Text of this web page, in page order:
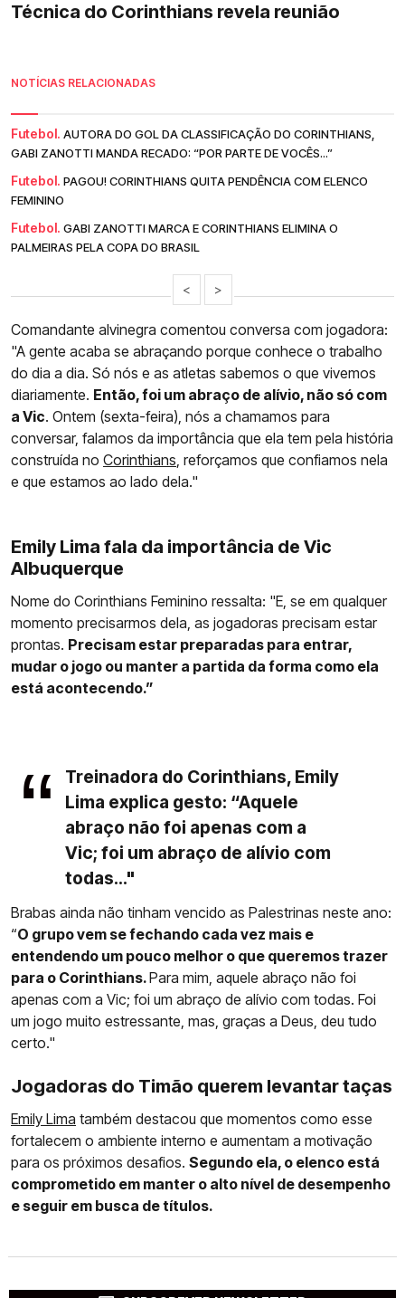
Técnica do Corinthians revela reunião
NOTÍCIAS RELACIONADAS
Futebol. AUTORA DO GOL DA CLASSIFICAÇÃO DO CORINTHIANS,
GABI ZANOTTI MANDA RECADO: “POR PARTE DE VOCÊS...”
Futebol. PAGOU! CORINTHIANS QUITA PENDÊNCIA COM ELENCO
FEMININO
Futebol. GABI ZANOTTI MARCA E CORINTHIANS ELIMINA O
PALMEIRAS PELA COPA DO BRASIL
< >
Comandante alvinegra comentou conversa com jogadora:
"A gente acaba se abraçando porque conhece o trabalho
do dia a dia. Só nós e as atletas sabemos o que vivemos
diariamente. Então, foi um abraço de alívio, não só com
a Vic. Ontem (sexta-feira), nós a chamamos para
conversar, falamos da importância que ela tem pela história
construída no Corinthians, reforçamos que confiamos nela
e que estamos ao lado dela."
Emily Lima fala da importância de Vic
Albuquerque
Nome do Corinthians Feminino ressalta: "E, se em qualquer
momento precisarmos dela, as jogadoras precisam estar
prontas. Precisam estar preparadas para entrar,
mudar o jogo ou manter a partida da forma como ela
está acontecendo.”
Treinadora do Corinthians, Emily
Lima explica gesto: “Aquele
abraço não foi apenas com a
Vic; foi um abraço de alívio com
todas..."
Brabas ainda não tinham vencido as Palestrinas neste ano:
“O grupo vem se fechando cada vez mais e
entendendo um pouco melhor o que queremos trazer
para o Corinthians.Para mim, aquele abraço não foi
apenas com a Vic; foi um abraço de alívio com todas. Foi
um jogo muito estressante, mas, graças a Deus, deu tudo
certo."
Jogadoras do Timão querem levantar taças
Emily Lima também destacou que momentos como esse
fortalecem o ambiente interno e aumentam a motivação
para os próximos desafios. Segundo ela, o elenco está
comprometido em manter o alto nível de desempenho
e seguir em busca de títulos.